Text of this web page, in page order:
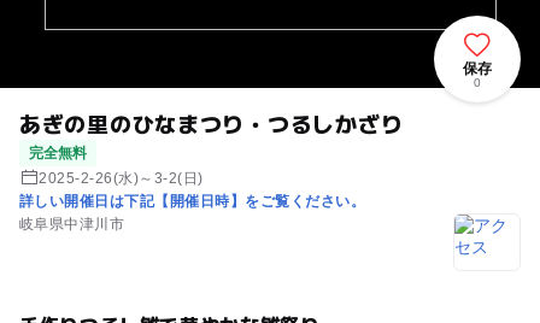
あぎの里のひなまつり・つるしかざり
完全無料
2025-2-26(水)～3-2(日)
詳しい開催日は下記【開催日時】をご覧ください。
岐阜県中津川市
保存
0